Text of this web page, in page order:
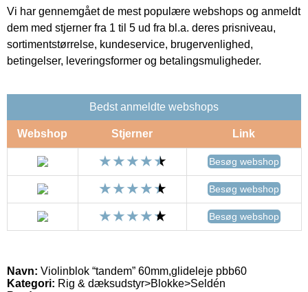
Vi har gennemgået de mest populære webshops og anmeldt
dem med stjerner fra 1 til 5 ud fra bl.a. deres prisniveau,
sortimentstørrelse, kundeservice, brugervenlighed,
betingelser, leveringsformer og betalingsmuligheder.
Bedst anmeldte webshops
Webshop Stjerner Link
Besøg webshop
Besøg webshop
Besøg webshop
Navn: Violinblok “tandem” 60mm,glideleje pbb60
Kategori: Rig & dæksudstyr>Blokke>Seldén